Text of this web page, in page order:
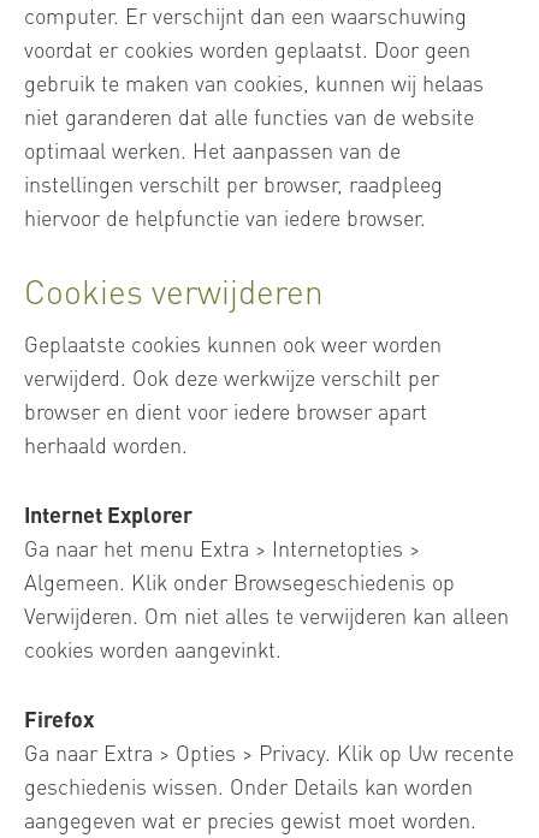
computer. Er verschijnt dan een waarschuwing
voordat er cookies worden geplaatst. Door geen
gebruik te maken van cookies, kunnen wij helaas
niet garanderen dat alle functies van de website
optimaal werken. Het aanpassen van de
instellingen verschilt per browser, raadpleeg
hiervoor de helpfunctie van iedere browser.
Cookies verwijderen
Geplaatste cookies kunnen ook weer worden
verwijderd. Ook deze werkwijze verschilt per
browser en dient voor iedere browser apart
herhaald worden.
Internet Explorer
Ga naar het menu Extra > Internetopties >
Algemeen. Klik onder Browsegeschiedenis op
Verwijderen. Om niet alles te verwijderen kan alleen
cookies worden aangevinkt.
Firefox
Ga naar Extra > Opties > Privacy. Klik op Uw recente
geschiedenis wissen. Onder Details kan worden
aangegeven wat er precies gewist moet worden.